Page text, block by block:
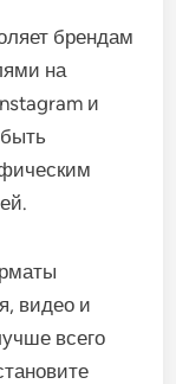
брендам
на
и
видео и
всего